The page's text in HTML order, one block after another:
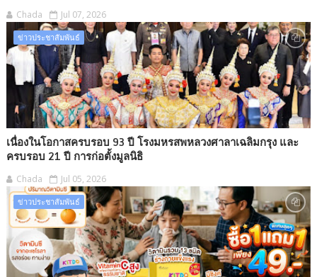
Chada Jul 07, 2026
ข่าวประชาสัมพันธ์
เนื่องในโอกาสครบรอบ 93 ปี โรงมหรสพหลวงศาลาเฉลิมกรุง และ
ครบรอบ 21 ปี การก่อตั้งมูลนิธิ
Chada Jul 05, 2026
ข่าวประชาสัมพันธ์